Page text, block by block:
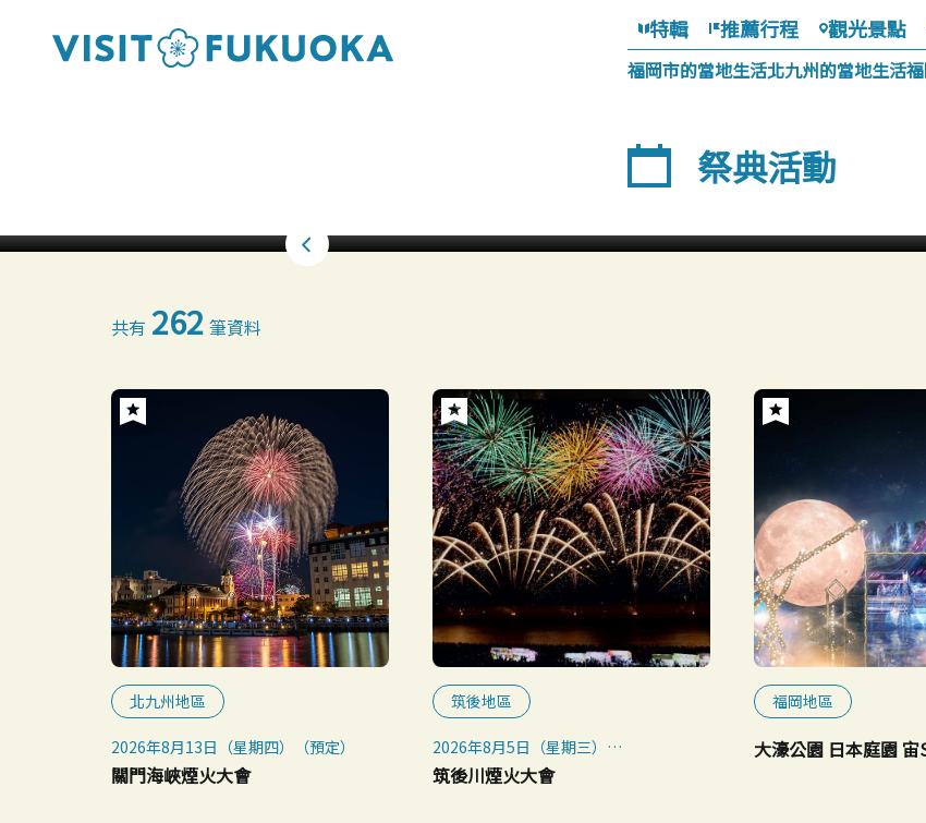
特輯 推薦行程 觀光景點
福岡市的當地生活北九州的當地生活
祭典活動
共有 262 筆資料
北九州地區
2026年8月13日（星期四）（預定）
關門海峽煙火大會
筑後地區
2026年8月5日（星期三）
※小雨照常舉行。如遇惡劣天氣，改為
筑後川煙火大會
福岡地區
大濠公園 日本庭園 宙